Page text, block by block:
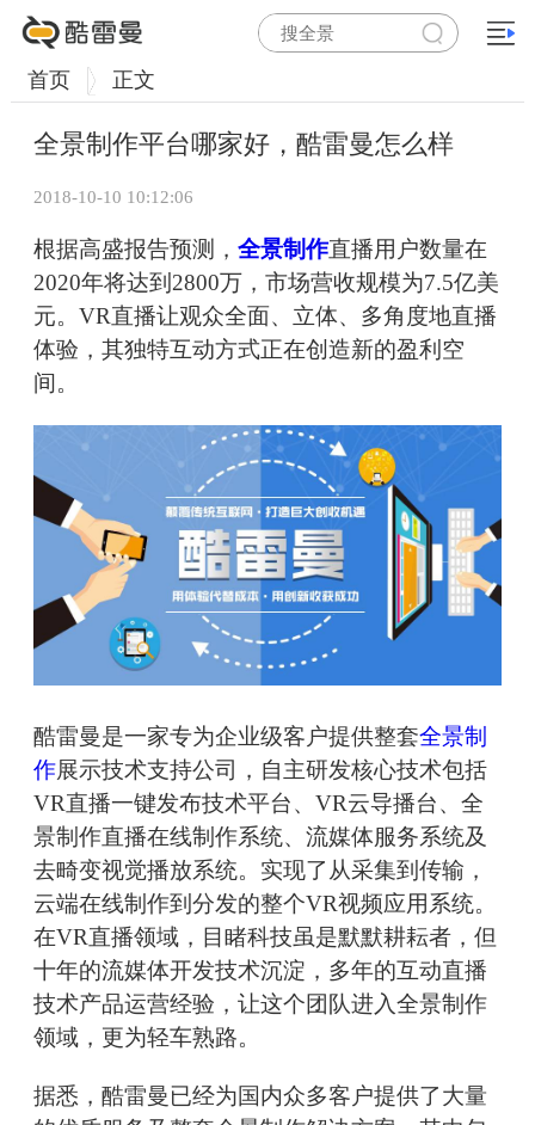
首页 正文
全景制作平台哪家好，酷雷曼怎么样
2018-10-10 10:12:06
根据高盛报告预测， 全景制作直播用户数量在
2020年将达到2800万，市场营收规模为7.5亿美
元。VR直播让观众全面、立体、多角度地直播
体验，其独特互动方式正在创造新的盈利空
间。
酷雷曼是一家专为企业级客户提供整套全景制
作展示技术支持公司，自主研发核心技术包括
VR直播一键发布技术平台、VR云导播台、全
景制作直播在线制作系统、流媒体服务系统及
去畸变视觉播放系统。实现了从采集到传输，
云端在线制作到分发的整个VR视频应用系统。
在VR直播领域，目睹科技虽是默默耕耘者，但
十年的流媒体开发技术沉淀，多年的互动直播
技术产品运营经验，让这个团队进入全景制作
领域，更为轻车熟路。
据悉，酷雷曼已经为国内众多客户提供了大量